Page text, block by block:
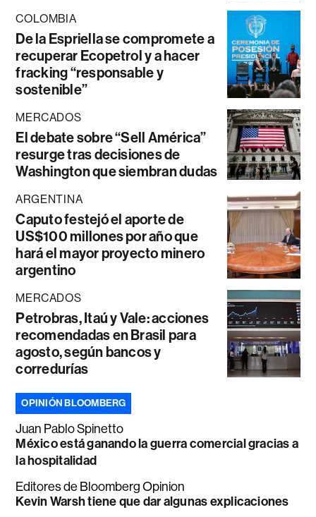
COLOMBIA
De la Espriella se compromete a
recuperar Ecopetrol y a hacer
fracking “responsable y
sostenible”
MERCADOS
El debate sobre “Sell América”
resurge tras decisiones de
Washington que siembran dudas
ARGENTINA
Caputo festejó el aporte de
US$100 millones por año que
hará el mayor proyecto minero
argentino
MERCADOS
Petrobras, Itaú y Vale: acciones
recomendadas en Brasil para
agosto, según bancos y
corredurías
OPINIÓN BLOOMBERG
Juan Pablo Spinetto
México está ganando la guerra comercial gracias a
la hospitalidad
Editores de Bloomberg Opinion
Kevin Warsh tiene que dar algunas explicaciones